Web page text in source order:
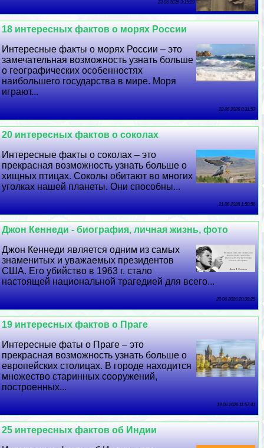
23 06 2026 3:15:29
18 интересных фактов о морях России
Интересные факты о морях России – это
замечательная возможность узнать больше
о географических особенностях
наибольшего государства в мире. Моря
играют...
22 06 2026 0:31:53
20 интересных фактов о соколах
Интересные факты о соколах – это
прекрасная возможность узнать больше о
хищных птицах. Соколы обитают во многих
уголках нашей планеты. Они способны...
21 06 2026 1:50:56
Джон Кеннеди - биография, личная жизнь, фото
Джон Кеннеди является одним из самых
знаменитых и уважаемых президентов
США. Его убийство в 1963 г. стало
настоящей национальной трагедией для всего...
20 06 2026 20:38:25
19 интересных фактов о Праге
Интересные фаты о Праге – это
прекрасная возможность узнать больше о
европейских столицах. В городе находится
множество старинных сооружений,
построенных...
19 06 2026 11:57:41
25 интересных фактов об Индии